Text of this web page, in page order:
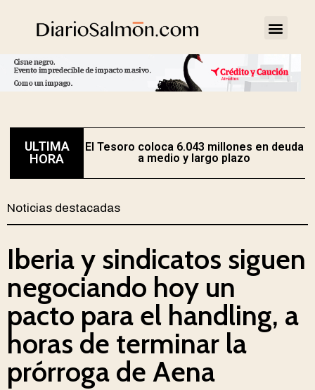
ULTIMA
HORA
El Tesoro coloca 6.043 millones en deuda
a medio y largo plazo
Noticias destacadas
Iberia y sindicatos siguen
negociando hoy un
pacto para el handling, a
horas de terminar la
prórroga de Aena